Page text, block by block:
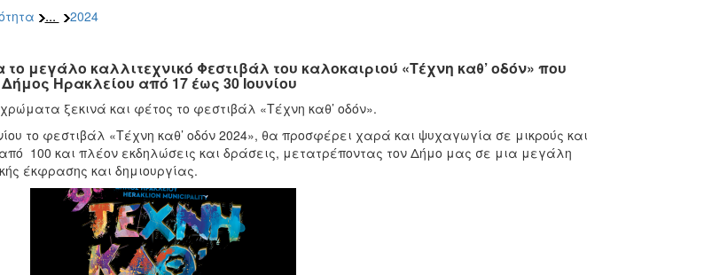
... 2024
μεγάλο καλλιτεχνικό Φεστιβάλ του καλοκαιριού «Τέχνη καθ’ οδόν» που
Ηρακλείου από 17 έως 30 Ιουνίου
ξεκινά και φέτος το φεστιβάλ «Τέχνη καθ’ οδόν».
το φεστιβάλ «Τέχνη καθ’ οδόν 2024», θα προσφέρει χαρά και ψυχαγωγία σε μικρούς και
100 και πλέον εκδηλώσεις και δράσεις, μετατρέποντας τον Δήμο μας σε μια μεγάλη
έκφρασης και δημιουργίας.